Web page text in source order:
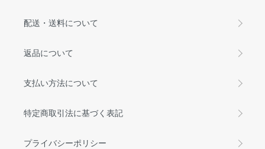
配送・送料について
返品について
支払い方法について
特定商取引法に基づく表記
プライバシーポリシー